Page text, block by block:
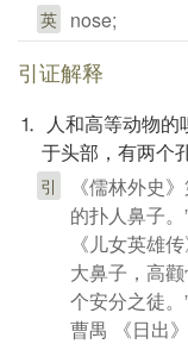
英 nose;
引证解释
⒈ 人和高等动物的
于头部，有两个孔
引
《儒林外史
的扑人鼻子。
《儿女英雄
大鼻子，高
个安分之徒。
曹禺 《日出